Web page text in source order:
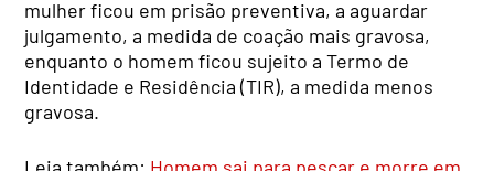
mulher ficou em prisão preventiva, a aguardar
julgamento, a medida de coação mais gravosa,
enquanto o homem ficou sujeito a Termo de
Identidade e Residência (TIR), a medida menos
gravosa.